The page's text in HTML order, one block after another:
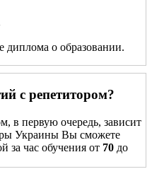
диплома о образовании.
с репетитором?
в первую очередь, зависит
Украины Вы сможете
за час обучения от 70 до